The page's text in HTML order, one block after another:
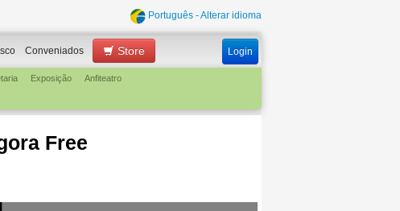
Português - Alterar idioma
Conveniados Login
Store
Exposição Anfiteatro
Free